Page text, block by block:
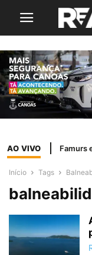
AO VIVO
Início Tags